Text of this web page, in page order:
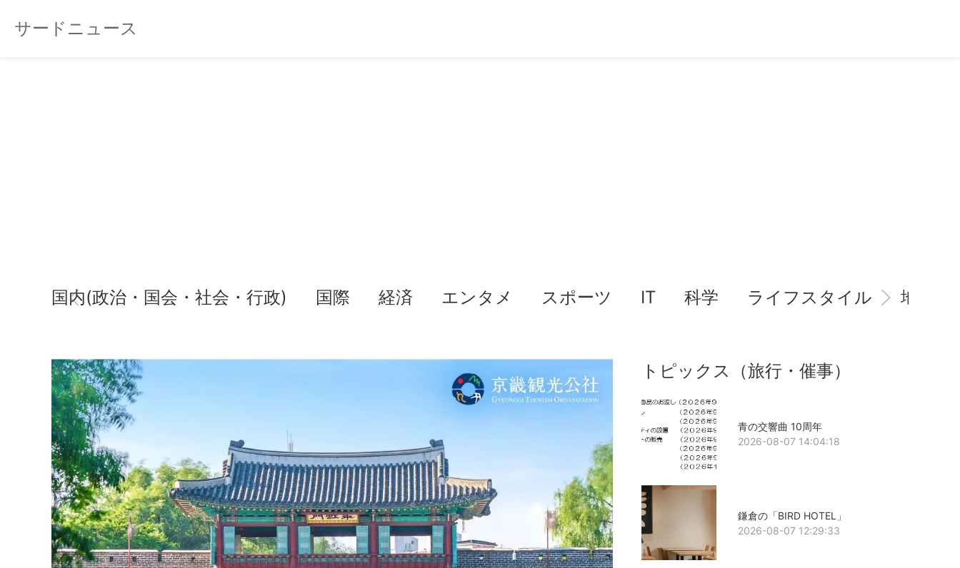
サードニュース
国内(政治・国会・社会・行政) 国際 経済 エンタメ スポーツ IT 科学 ライフスタイル 地域情
トピックス（旅行・催事）
青の交響曲 10周年
2026-08-07 14:04:18
鎌倉の「BIRD HOTEL」
2026-08-07 12:29:33